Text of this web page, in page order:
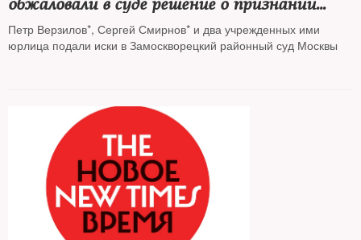
обжаловали в суде решение о признании
«иноагентами»
Петр Верзилов*, Сергей Смирнов* и два учрежденных ими
юрлица подали иски в Замоскворецкий районный суд Москвы